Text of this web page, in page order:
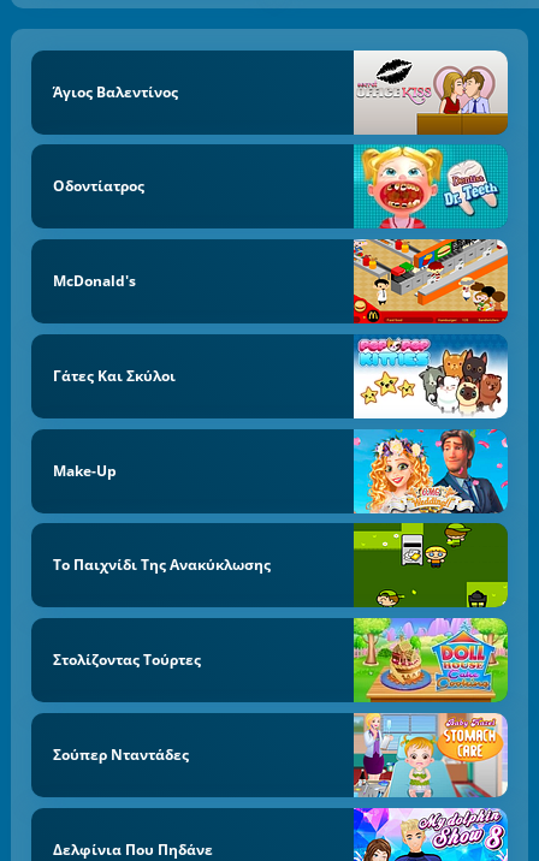
Άγιος Βαλεντίνος
Οδοντίατρος
McDonald's
Γάτες Και Σκύλοι
Make-Up
Το Παιχνίδι Της Ανακύκλωσης
Στολίζοντας Τούρτες
Σούπερ Νταντάδες
Δελφίνια Που Πηδάνε